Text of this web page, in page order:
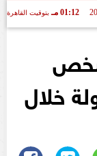
01:12 مـ بتوقيت القاهرة
تضبط 468 شخص
خلال